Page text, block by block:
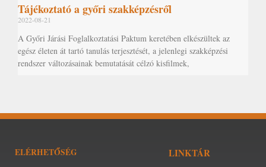
Tájékoztató a győri szakképzésről
2022-08-21
A Győri Járási Foglalkoztatási Paktum keretében elkészültek az
egész életen át tartó tanulás terjesztését, a jelenlegi szakképzési
rendszer változásainak bemutatását célzó kisfilmek,
ELÉRHETŐSÉG LINKTÁR